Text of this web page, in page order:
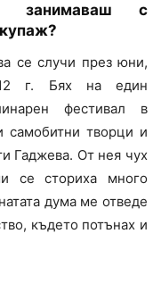
занимаваш с
се случи през юни,
г. Бях на един
фестивал в
самобитни творци и
Гаджева. От нея чух
се сториха много
дума ме отведе
където потънах и